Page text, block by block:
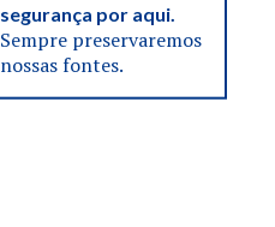
segurança por aqui.
Sempre preservaremos
nossas fontes.